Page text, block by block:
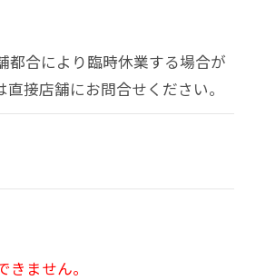
合により臨時休業する場合が
接店舗にお問合せください。
ません。